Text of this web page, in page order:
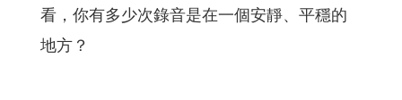
看，你有多少次錄音是在一個安靜、平穩的
地方？